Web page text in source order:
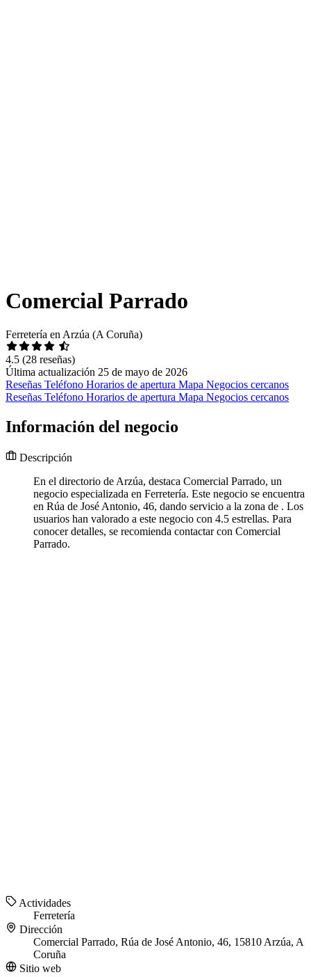
Comercial Parrado
Ferretería en Arzúa (A Coruña)
4.5 (28 reseñas)
Última actualización 25 de mayo de 2026
Reseñas Teléfono Horarios de apertura Mapa Negocios cercanos
Reseñas Teléfono Horarios de apertura Mapa Negocios cercanos
Información del negocio
Descripción
En el directorio de Arzúa, destaca Comercial Parrado, un
negocio especializada en Ferretería. Este negocio se encuentra
en Rúa de José Antonio, 46, dando servicio a la zona de . Los
usuarios han valorado a este negocio con 4.5 estrellas. Para
conocer detalles, se recomienda contactar con Comercial
Parrado.
Actividades
Ferretería
Dirección
Comercial Parrado, Rúa de José Antonio, 46, 15810 Arzúa, A
Coruña
Sitio web